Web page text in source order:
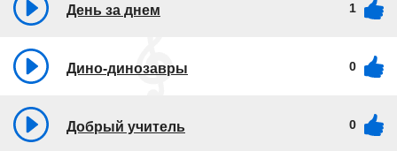
День за днем 1
Дино-динозавры 0
Добрый учитель 0